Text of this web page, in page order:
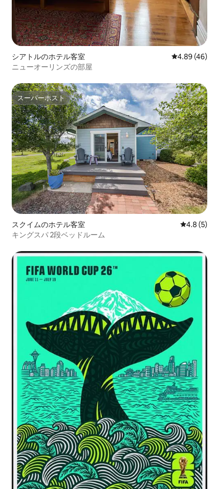
シアトルのホテル客室 レビュー46
4.89 (46)
ニューオーリンズの部屋
スーパーホスト
スーパーホスト
スクイムのホテル客室 レビュー5
4.8 (5)
キングスパ 2段ベッドルーム